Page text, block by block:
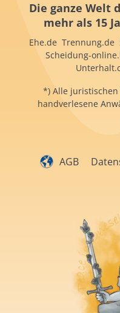
Die ganze Welt
mehr als 15
Ehe.de Trennung.de
Scheidung-
*) Alle
handverlesene
AGB